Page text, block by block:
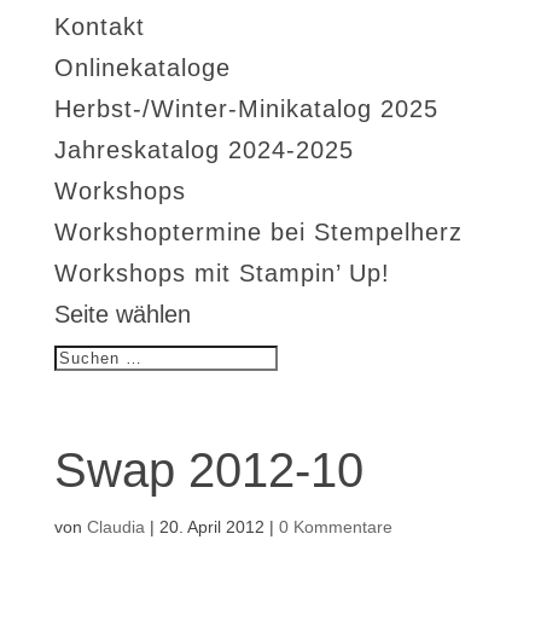
Kontakt
Onlinekataloge
Herbst-/Winter-Minikatalog 2025
Jahreskatalog 2024-2025
Workshops
Workshoptermine bei Stempelherz
Workshops mit Stampin’ Up!
Seite wählen
Swap 2012-10
von Claudia | 20. April 2012 | 0 Kommentare